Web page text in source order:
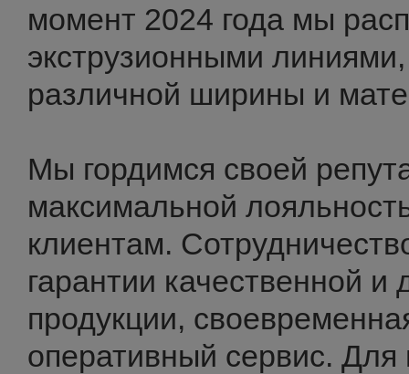
момент 2024 года мы
экструзионными
различной ширины и
Мы гордимся своей
максимальной
клиентам.
гарантии качественной и
продукции,
оперативный сервис. Для